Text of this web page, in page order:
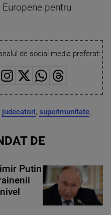
pentru
de social media preferat:
judecatori, superimunitate,
DE
Putin